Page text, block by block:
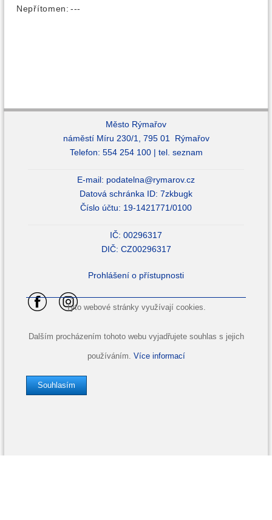
Nepřítomen: ---
Město Rýmařov
náměstí Míru 230/1, 795 01 Rýmařov
Telefon: 554 254 100 | tel. seznam
E-mail: podatelna@rymarov.cz
Datová schránka ID: 7zkbugk
Číslo účtu: 19-1421771/0100
IČ: 00296317
DIČ: CZ00296317
Prohlášení o přístupnosti
Tyto webové stránky využívají cookies.
Dalším procházením tohoto webu vyjadřujete souhlas s jejich
používáním. Více informací
Souhlasím